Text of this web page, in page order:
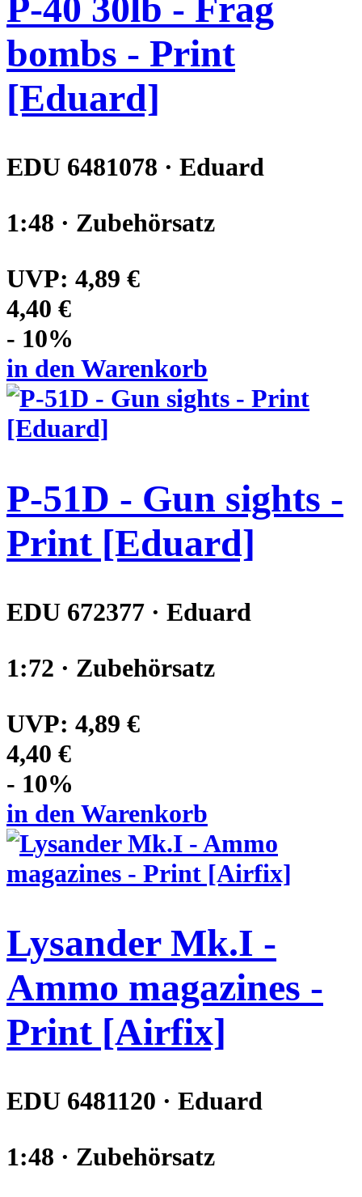
P-40 30lb - Frag
bombs - Print
[Eduard]
EDU 6481078 · Eduard
1:48 · Zubehörsatz
UVP: 4,89 €
4,40 €
- 10%
in den Warenkorb
P-51D - Gun sights -
Print [Eduard]
EDU 672377 · Eduard
1:72 · Zubehörsatz
UVP: 4,89 €
4,40 €
- 10%
in den Warenkorb
Lysander Mk.I -
Ammo magazines -
Print [Airfix]
EDU 6481120 · Eduard
1:48 · Zubehörsatz